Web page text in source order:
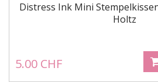
Distress Ink Mini
Holtz
5.00 CHF